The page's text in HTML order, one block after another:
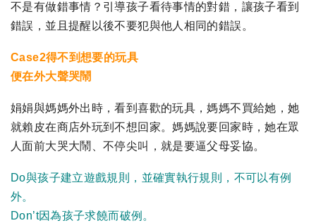
不是有做錯事情？引導孩子看待事情的對錯，讓孩子看到
錯誤，並且提醒以後不要犯與他人相同的錯誤。
Case2得不到想要的玩具
便在外大聲哭鬧
娟娟與媽媽外出時，看到喜歡的玩具，媽媽不買給她，她
就賴皮在商店外玩到不想回家。媽媽說要回家時，她在眾
人面前大哭大鬧、不停尖叫，就是要逼父母妥協。
Do與孩子建立遊戲規則，並確實執行規則，不可以有例
外。
Don’t因為孩子求饒而破例。